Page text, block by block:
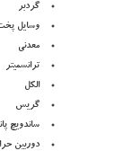
گردبر
وسایل
معدنی
ترانسمیتر
الکل
گریس
ساندویچ
دوربین